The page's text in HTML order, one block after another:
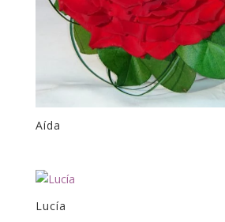
Aída
Lucía